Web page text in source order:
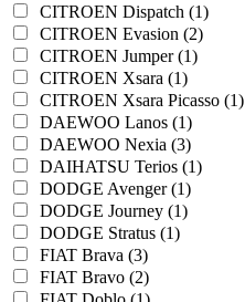
CITROEN Dispatch (1)
CITROEN Evasion (2)
CITROEN Jumper (1)
CITROEN Xsara (1)
CITROEN Xsara Picasso (1)
DAEWOO Lanos (1)
DAEWOO Nexia (3)
DAIHATSU Terios (1)
DODGE Avenger (1)
DODGE Journey (1)
DODGE Stratus (1)
FIAT Brava (3)
FIAT Bravo (2)